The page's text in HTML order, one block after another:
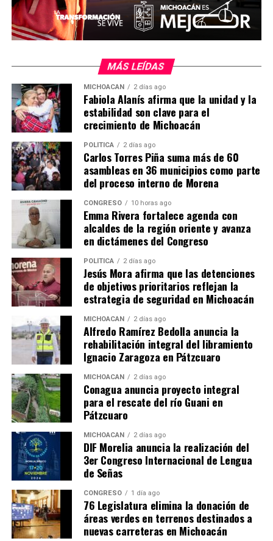
Me gusta esto:
Relacionado
Sedum Michoacán habilita
carril exclusivo para
transporte público
en Morelia.
En "Michoacán"
Avanzan obras del Morebús
con excavaciones en tres
frentes viales de Morelia
8 julio, 2026
Sedum anuncia desvíos
parciales en las
inmediaciones del
Monumento por obras del
teleférico de Morelia
8 julio, 2026
En "Michoacán"
RELATED TOPICS:
UP NEXT
MÁS LEÍDAS
MICHOACÁN 2 días ago
Fabiola Alanís afirma que la unidad y la
estabilidad son clave para el
crecimiento de Michoacán
POLÍTICA 2 días ago
Carlos Torres Piña suma más de 60
asambleas en 36 municipios como parte
del proceso interno de Morena
CONGRESO 10 horas ago
Emma Rivera fortalece agenda con
alcaldes de la región oriente y avanza
en dictámenes del Congreso
POLÍTICA 2 días ago
Jesús Mora afirma que las detenciones
de objetivos prioritarios reflejan la
estrategia de seguridad en Michoacán
MICHOACÁN 2 días ago
Alfredo Ramírez Bedolla anuncia la
rehabilitación integral del libramiento
Ignacio Zaragoza en Pátzcuaro
MICHOACÁN 2 días ago
Conagua anuncia proyecto integral
para el rescate del río Guani en
Pátzcuaro
MICHOACÁN 2 días ago
DIF Morelia anuncia la realización del
3er Congreso Internacional de Lengua
de Señas
CONGRESO 1 día ago
76 Legislatura elimina la donación de
áreas verdes en terrenos destinados a
nuevas carreteras en Michoacán